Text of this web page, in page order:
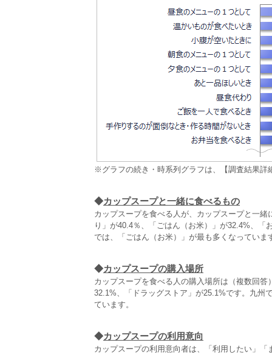
※グラフの続き・時系列グラフは、【調査結果詳
◆カップスープと一緒に食べるもの
カップスープを食べる人が、カップスープと一
り」が40.4％、「ごはん（お米）」が32.4%、
では、「ごはん（お米）」が最も多くなっていま
◆カップスープの購入場所
カップスープを食べる人の購入場所は（複数回
32.1%、「ドラッグストア」が25.1%です。九州
ています。
◆カップスープの利用意向
カップスープの利用意向者は、「利用したい」